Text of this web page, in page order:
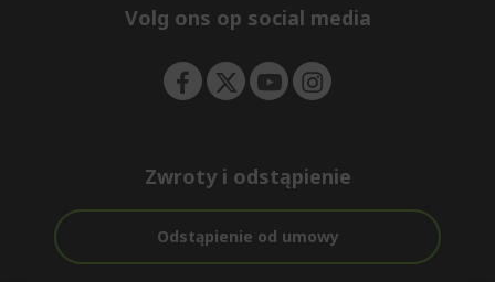
e
Volg ons op social media
Zwroty i odstąpienie
Odstąpienie od umowy